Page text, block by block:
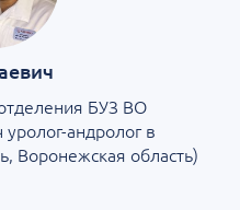
БУЗ ВО
андролог в
Воронежская область)